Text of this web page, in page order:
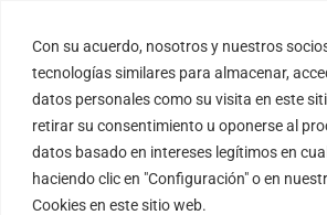
Con su acuerdo, nosotros y nuestros
tecnologías similares para almacenar,
datos personales como su visita en este
retirar su consentimiento u oponerse al
datos basado en intereses legítimos en
haciendo clic en "Configuración" o en
Cookies en este sitio web.
contenido
08004 –
Cataluña – España
info@fortinux.com